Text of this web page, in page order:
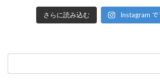
さらに読み込む Instagram